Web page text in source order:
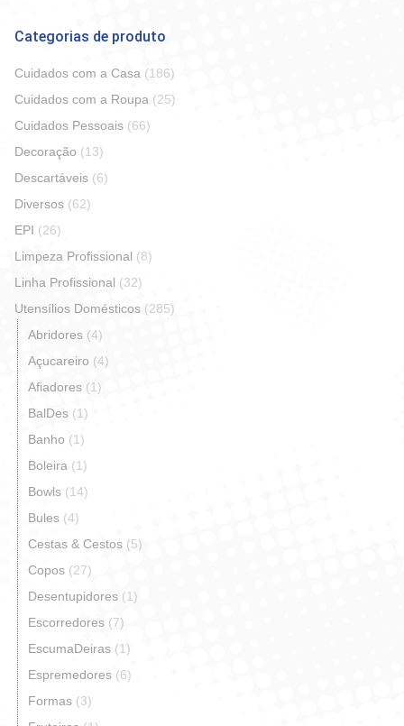
Categorias de produto
Cuidados com a Casa (186)
Cuidados com a Roupa (25)
Cuidados Pessoais (66)
Decoração (13)
Descartáveis (6)
Diversos (62)
EPI (26)
Limpeza Profissional (8)
Linha Profissional (32)
Utensílios Domésticos (285)
Abridores (4)
Açucareiro (4)
Afiadores (1)
BalDes (1)
Banho (1)
Boleira (1)
Bowls (14)
Bules (4)
Cestas & Cestos (5)
Copos (27)
Desentupidores (1)
Escorredores (7)
EscumaDeiras (1)
Espremedores (6)
Formas (3)